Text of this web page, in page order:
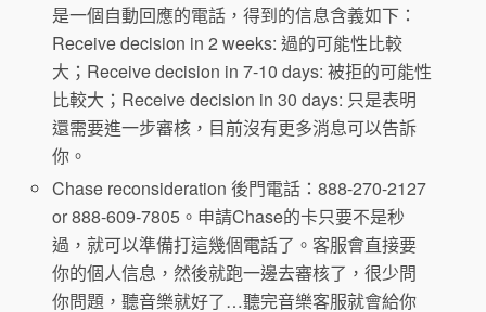
是一個自動回應的電話，得到的信息含義如下：
Receive decision in 2 weeks: 過的可能性比較
大；Receive decision in 7-10 days: 被拒的可能性
比較大；Receive decision in 30 days: 只是表明
還需要進一步審核，目前沒有更多消息可以告訴
你。
Chase reconsideration 後門電話：888-270-2127
or 888-609-7805。申請Chase的卡只要不是秒
過，就可以準備打這幾個電話了。客服會直接要
你的個人信息，然後就跑一邊去審核了，很少問
你問題，聽音樂就好了…聽完音樂客服就會給你